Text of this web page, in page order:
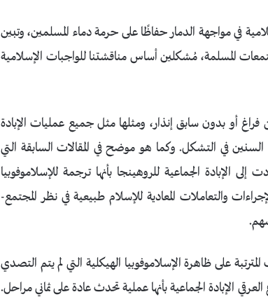
في مواجهة الدمار حفاظًا على حرمة دماء المسلمين، وتبين
المسلمة، مُشكلين أساس مناقشتنا للواجبات الإسلامية
فراغ أو بدون سابق إنذار، ومثلها مثل جميع عمليات الإبادة
في التشكل. وكما هو موضح في المقالات السابقة التي
الجماعية للروهينجا بأنها ترجمة للإسلاموفوبيا
والتعاملات المعادية للإسلام طبيعية في نظر المجتمع-
على ظاهرة الإسلاموفوبيا الهيكلية التي لم يتم التصدي
الإبادة الجماعية بأنها عملية تحدث عادة على ثماني مراحل.